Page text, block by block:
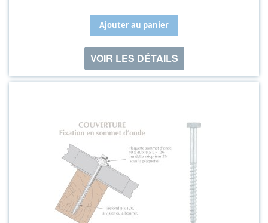
Ajouter au panier
VOIR LES DÉTAILS